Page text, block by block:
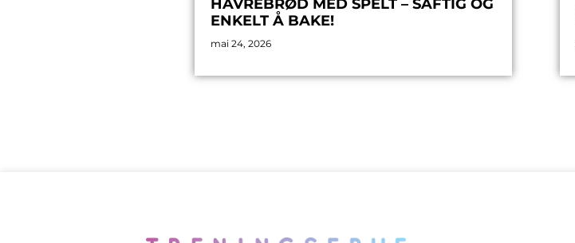
HAVREBRØD MED SPELT – SAFTIG OG
ENKELT Å BAKE!
mai 24, 2026